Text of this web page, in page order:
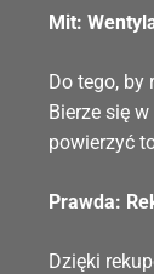
Mit:
Do tego, by
Bierze się
powierzyć
Prawda:
Dzięki